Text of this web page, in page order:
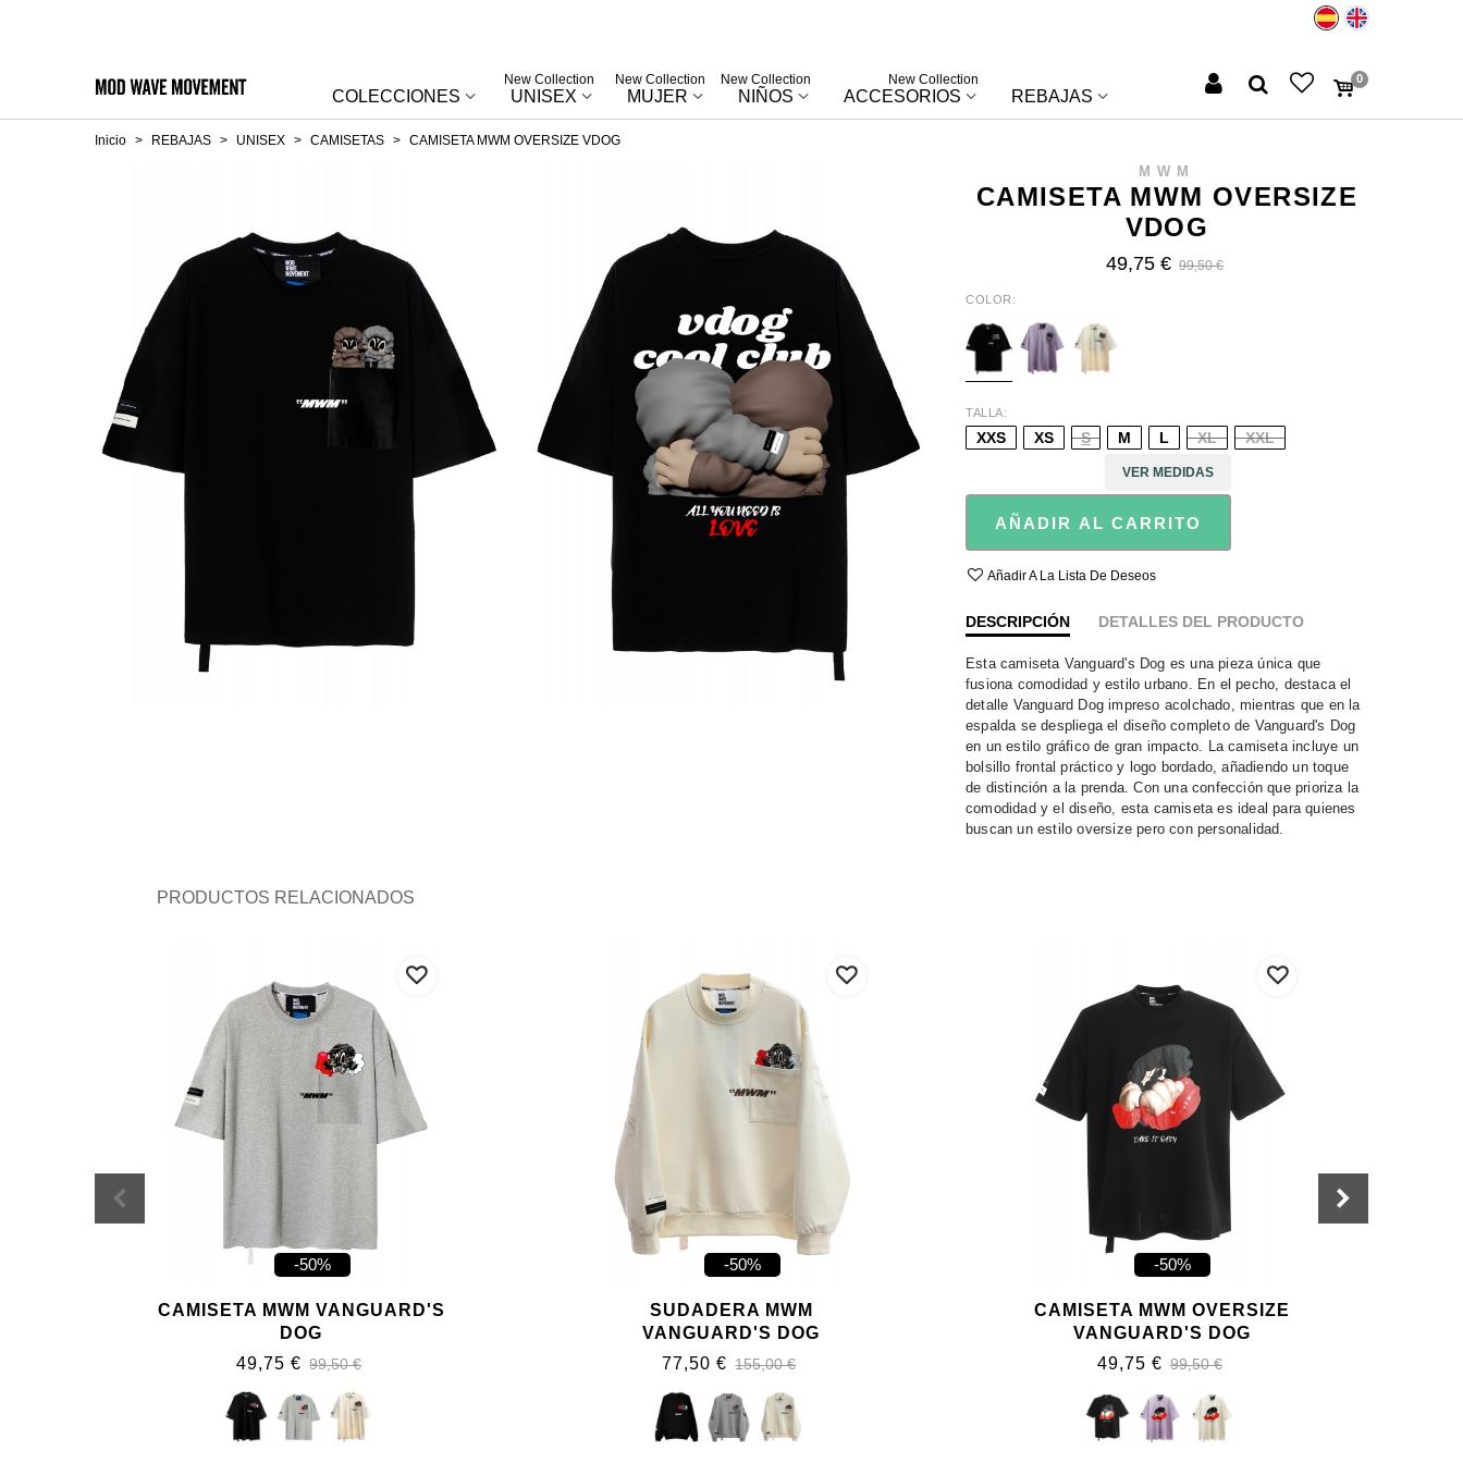
COLECCIONES UNISEX
New Collection
MUJER
New Collection
NIÑOS
New Collection
ACCESORIOS
New Collection
REBAJAS
0
Inicio > REBAJAS > UNISEX > CAMISETAS > CAMISETA MWM OVERSIZE VDOG
MWM
CAMISETA MWM OVERSIZE
VDOG
49,75 € 99,50 €
COLOR
BLACK PURPLE BEIGE
TALLA
XXS XS S M L XL XXL
AÑADIR AL CARRITO
VER MEDIDAS
Añadir A La Lista De Deseos
DESCRIPCIÓN DETALLES DEL PRODUCTO
Esta camiseta Vanguard's Dog es una pieza única que
fusiona comodidad y estilo urbano. En el pecho, destaca el
detalle Vanguard Dog impreso acolchado, mientras que en la
espalda se despliega el diseño completo de Vanguard's Dog
en un estilo gráfico de gran impacto. La camiseta incluye un
bolsillo frontal práctico y logo bordado, añadiendo un toque
de distinción a la prenda. Con una confección que prioriza la
comodidad y el diseño, esta camiseta es ideal para quienes
buscan un estilo oversize pero con personalidad.
PRODUCTOS RELACIONADOS
-50%
CAMISETA MWM VANGUARD'S
DOG
49,75 € 99,50 €
-50%
SUDADERA MWM
VANGUARD'S DOG
77,50 € 155,00 €
-50%
CAMISETA MWM OVERSIZE
VANGUARD'S DOG
49,75 € 99,50 €